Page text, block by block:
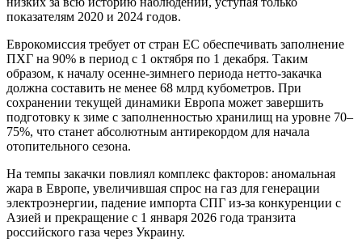
показателям 2020 и 2024 годов.
Еврокомиссия требует от стран ЕС обеспечивать заполнение
ПХГ на 90% в период с 1 октября по 1 декабря. Таким
образом, к началу осенне-зимнего периода нетто-закачка
должна составить не менее 68 млрд кубометров. При
сохранении текущей динамики Европа может завершить
подготовку к зиме с заполненностью хранилищ на уровне 70–
75%, что станет абсолютным антирекордом для начала
отопительного сезона.
На темпы закачки повлиял комплекс факторов: аномальная
жара в Европе, увеличившая спрос на газ для генерации
электроэнергии, падение импорта СПГ из-за конкуренции с
Азией и прекращение с 1 января 2026 года транзита
российского газа через Украину.